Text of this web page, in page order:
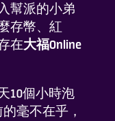
幫派的小弟
存幣、紅
在大福Online
10個小時泡
毫不在乎，